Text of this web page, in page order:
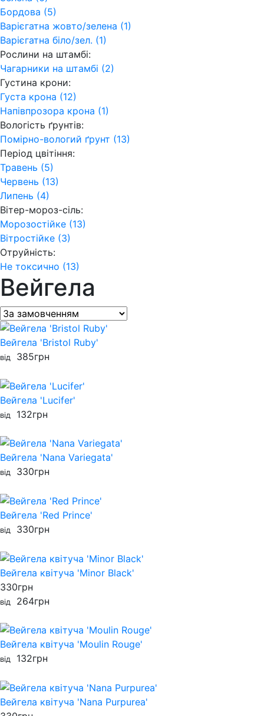
Бордова (5)
Варієгатна жовто/зелена (1)
Варієгатна біло/зел. (1)
Рослини на штамбі:
Чагарники на штамбі (2)
Густина крони:
Густа крона (12)
Напівпрозора крона (1)
Вологість ґрунтів:
Помірно-вологий ґрунт (13)
Період цвітіння:
Травень (5)
Червень (13)
Липень (4)
Вітер-мороз-сіль:
Морозостійке (13)
Вітростійке (3)
Отруйність:
Не токсично (13)
Вейгела
Вейгела 'Bristol Ruby'
від 385грн
Вейгела 'Lucifer'
від 132грн
Вейгела 'Nana Variegata'
від 330грн
Вейгела 'Red Prince'
від 330грн
Вейгела квітуча 'Minor Black'
330грн
від 264грн
Вейгела квітуча 'Moulin Rouge'
від 132грн
Вейгела квітуча 'Nana Purpurea'